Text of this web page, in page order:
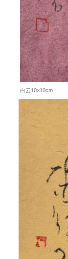
白云10×10cm